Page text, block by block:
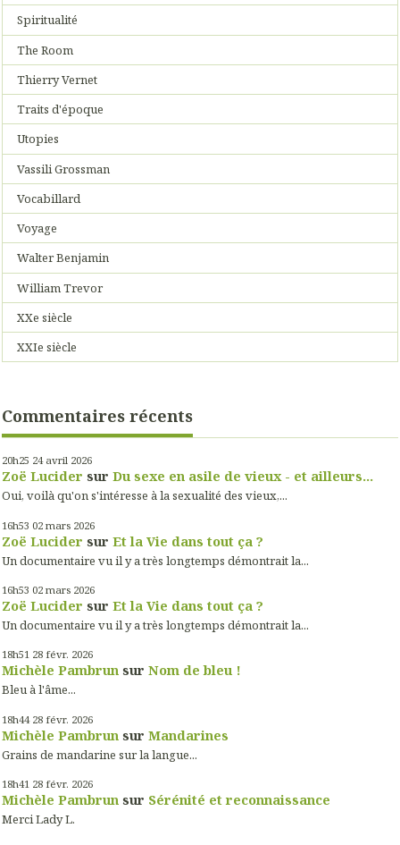
Spiritualité
The Room
Thierry Vernet
Traits d'époque
Utopies
Vassili Grossman
Vocabillard
Voyage
Walter Benjamin
William Trevor
XXe siècle
XXIe siècle
Commentaires récents
20h25 24 avril 2026
Zoë Lucider sur Du sexe en asile de vieux - et ailleurs...
Oui, voilà qu'on s'intéresse à la sexualité des vieux,...
16h53 02 mars 2026
Zoë Lucider sur Et la Vie dans tout ça ?
Un documentaire vu il y a très longtemps démontrait la...
16h53 02 mars 2026
Zoë Lucider sur Et la Vie dans tout ça ?
Un documentaire vu il y a très longtemps démontrait la...
18h51 28 févr. 2026
Michèle Pambrun sur Nom de bleu !
Bleu à l'âme...
18h44 28 févr. 2026
Michèle Pambrun sur Mandarines
Grains de mandarine sur la langue...
18h41 28 févr. 2026
Michèle Pambrun sur Sérénité et reconnaissance
Merci Lady L.